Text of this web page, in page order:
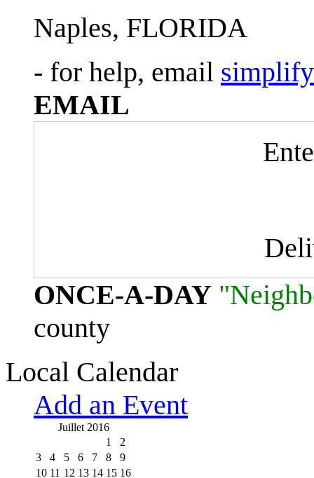
Naples, FLORIDA
- for help, email
EMAIL
ONCE-A-DAY
county
Local Calendar
Add an Event
Juillet 2016
1
2
3
4 5 6 7 8
9
10 11 12 13 14 15 16